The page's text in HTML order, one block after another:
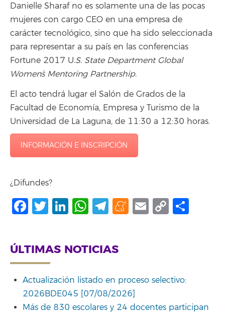
Danielle Sharaf no es solamente una de las pocas
mujeres con cargo CEO en una empresa de
carácter tecnológico, sino que ha sido seleccionada
para representar a su país en las conferencias
Fortune 2017 U.S. State Department Global
Women´s Mentoring Partnership.
El acto tendrá lugar el Salón de Grados de la
Facultad de Economía, Empresa y Turismo de la
Universidad de La Laguna, de 11:30 a 12:30 horas.
INFORMACIÓN E INSCRIPCIÓN
¿Difundes?
Facebook
Twitter
LinkedIn
WhatsApp
Telegram
Meneame
Email
Copy
ÚLTIMAS NOTICIAS
Actualización listado en proceso selectivo:
2026BDE045 [07/08/2026]
Más de 830 escolares y 24 docentes participan